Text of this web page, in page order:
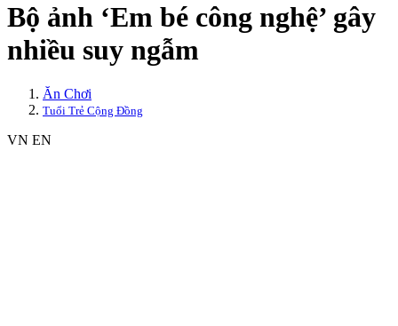
Bộ ảnh ‘Em bé công nghệ’ gây
nhiều suy ngẫm
Ăn Chơi
Tuổi Trẻ Cộng Đồng
VN EN